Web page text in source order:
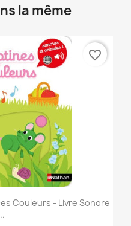
la même
Couleurs - Livre Sonore
favorite_border